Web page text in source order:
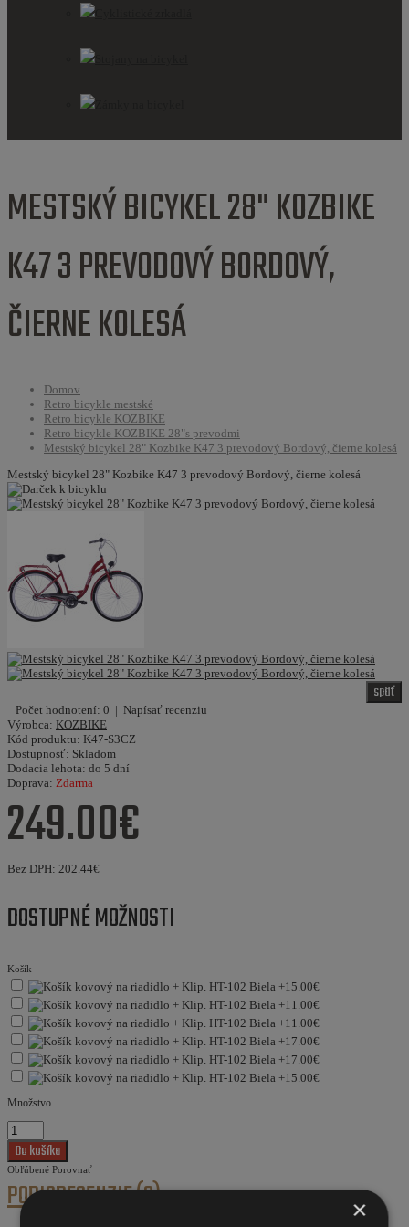
MESTSKÝ BICYKEL 28" KOZBIKE
K47 3 PREVODOVÝ BORDOVÝ,
ČIERNE KOLESÁ
Domov
Retro bicykle mestské
Retro bicykle KOZBIKE
Retro bicykle KOZBIKE 28"s prevodmi
Mestský bicykel 28" Kozbike K47 3 prevodový Bordový, čierne kolesá
Mestský bicykel 28" Kozbike K47 3 prevodový Bordový, čierne kolesá
späť
Počet hodnotení: 0 | Napísať recenziu
Výrobca: KOZBIKE
Kód produktu: K47-S3CZ
Dostupnosť: Skladom
Dodacia lehota: do 5 dní
Doprava: Zdarma
249.00€
Bez DPH: 202.44€
DOSTUPNÉ MOŽNOSTI
Košík
Množstvo
Obľúbené Porovnať
POPISRECENZIE (0)
Retro bicykle sú určené na prepravu po rovinatom povrchu. Sú
×